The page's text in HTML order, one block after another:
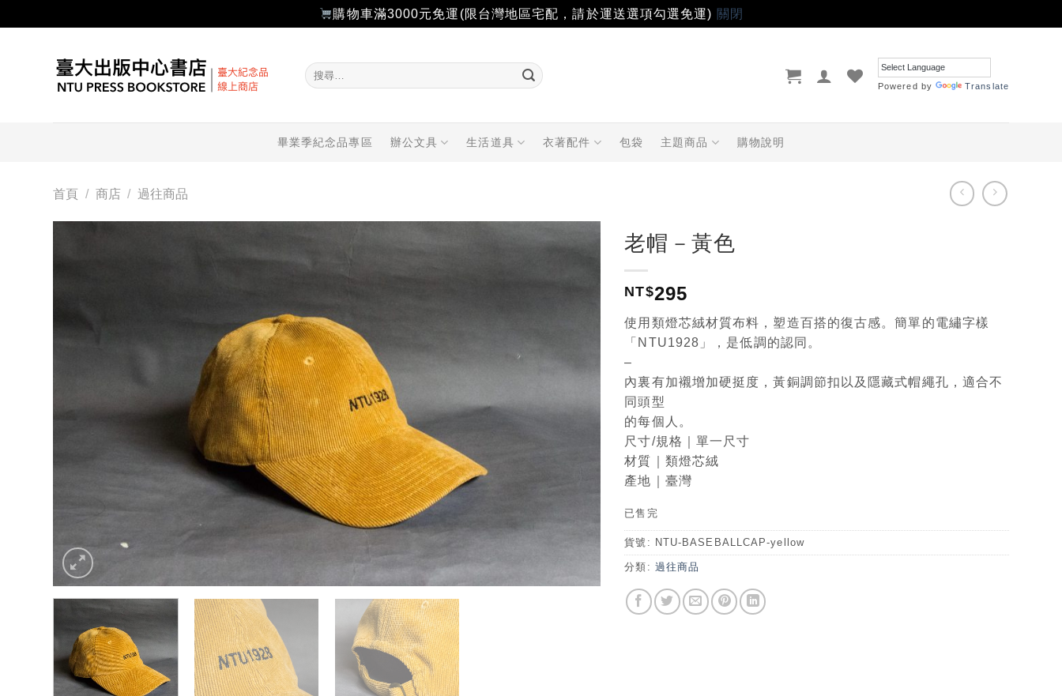
購物車滿3000元免運(限台灣地區宅配，請於運送選項勾選免運) 關閉
搜
尋
Powered by Translate
畢業季紀念品專區 辦公文具 生活道具 衣著配件 包袋 主題商品 購物說明
首頁 / 商店 / 過往商品
老帽－黃色
NT$295
使用類燈芯絨材質布料，塑造百搭的復古感。簡單的電繡字樣
「NTU1928」，是低調的認同。
–
內裏有加襯增加硬挺度，黃銅調節扣以及隱藏式帽繩孔，適合不
同頭型
的每個人。
尺寸/規格｜單一尺寸
材質｜類燈芯絨
產地｜臺灣
已售完
貨號: NTU-BASEBALLCAP-yellow
分類: 過往商品